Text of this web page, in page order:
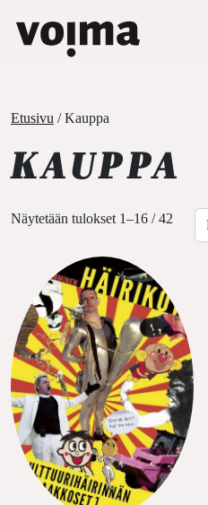
Päävalikko
Etusivu / Kauppa
KAUPPA
Näytetään tulokset 1–16 / 42